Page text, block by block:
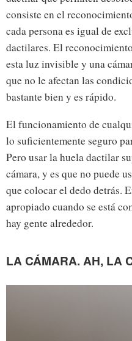
consiste en el
cada persona es igual de
dactilares. El
esta luz invisible y una
que no le afectan las
bastante bien y es rápido.
El funcionamiento de
lo suficientemente seguro
Pero usar la huela dactilar
cámara, y es que no puede
que colocar el dedo detrás.
apropiado cuando se está
hay gente alrededor.
LA CÁMARA. AH, LA